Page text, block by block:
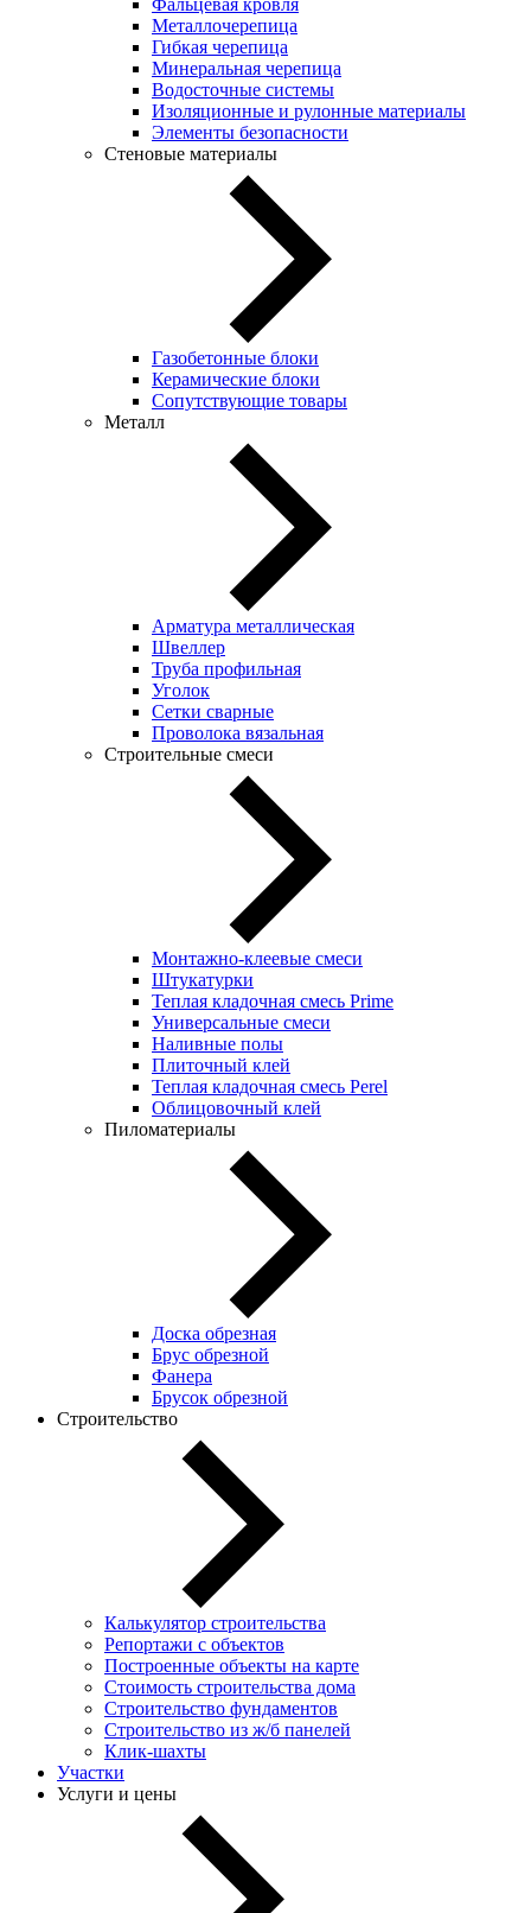
Металлочерепица
Гибкая черепица
Минеральная черепица
Водосточные системы
Изоляционные и рулонные материалы
Элементы безопасности
Стеновые материалы
Газобетонные блоки
Керамические блоки
Сопутствующие товары
Металл
Арматура металлическая
Швеллер
Труба профильная
Уголок
Сетки сварные
Проволока вязальная
Строительные смеси
Монтажно-клеевые смеси
Штукатурки
Теплая кладочная смесь Prime
Универсальные смеси
Наливные полы
Плиточный клей
Теплая кладочная смесь Perel
Облицовочный клей
Пиломатериалы
Доска обрезная
Брус обрезной
Фанера
Брусок обрезной
Строительство
Калькулятор строительства
Репортажи с объектов
Построенные объекты на карте
Стоимость строительства дома
Строительство фундаментов
Строительство из ж/б панелей
Клик-шахты
Участки
Услуги и цены